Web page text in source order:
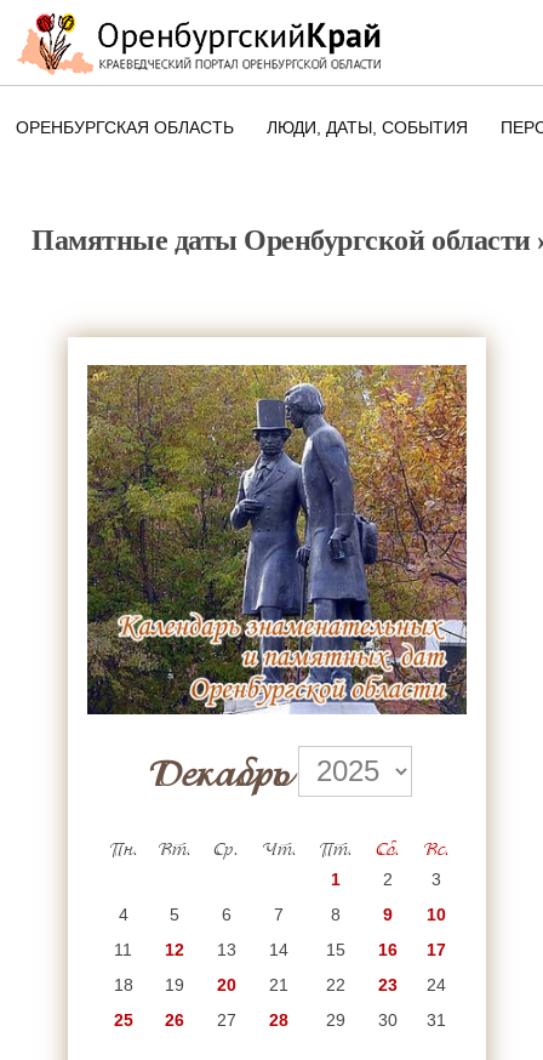
ОРЕНБУРГСКАЯ ОБЛАСТЬ ЛЮДИ, ДАТЫ, CОБЫТИЯ
ПАМЯТНЫЕ ДАТЫ
Памятные даты Оренбургской области
Декабрь
Пн. Вт. Ср. Чт. Пт. Сб. Вс.
1 2
3
4
5 6 7 8 9
10
11
12 13 14 15 16
17
18
19 20 21 22 23
24
25
26 27 28 29 30 31